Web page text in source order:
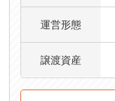
運営形態
譲渡資産